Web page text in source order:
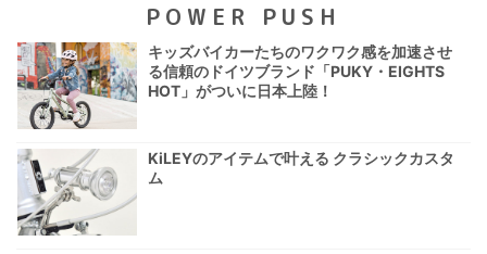
POWER PUSH
キッズバイカーたちのワクワク感を加速させ
る信頼のドイツブランド「PUKY・EIGHTS
HOT」がついに日本上陸！
KiLEYのアイテムで叶える クラシックカスタ
ム